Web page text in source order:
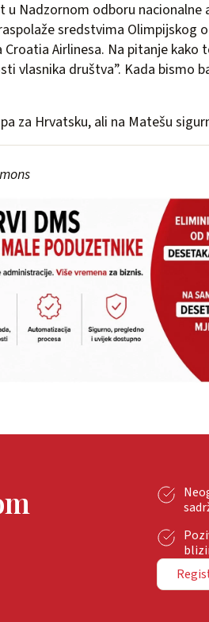
Nadzornom odboru nacionalne
sredstvima Olimpijskog
Airlinesa. Na pitanje kako
vlasnika društva”. Kada bismo
za Hrvatsku, ali na Matešu